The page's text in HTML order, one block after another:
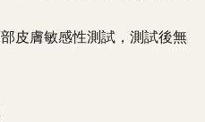
皮膚敏感性測試，測試後無